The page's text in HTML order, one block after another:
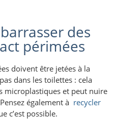
des
périmées
doivent être jetées à la
dans les toilettes : cela
microplastiques et peut nuire
également à recycler
c’est possible.